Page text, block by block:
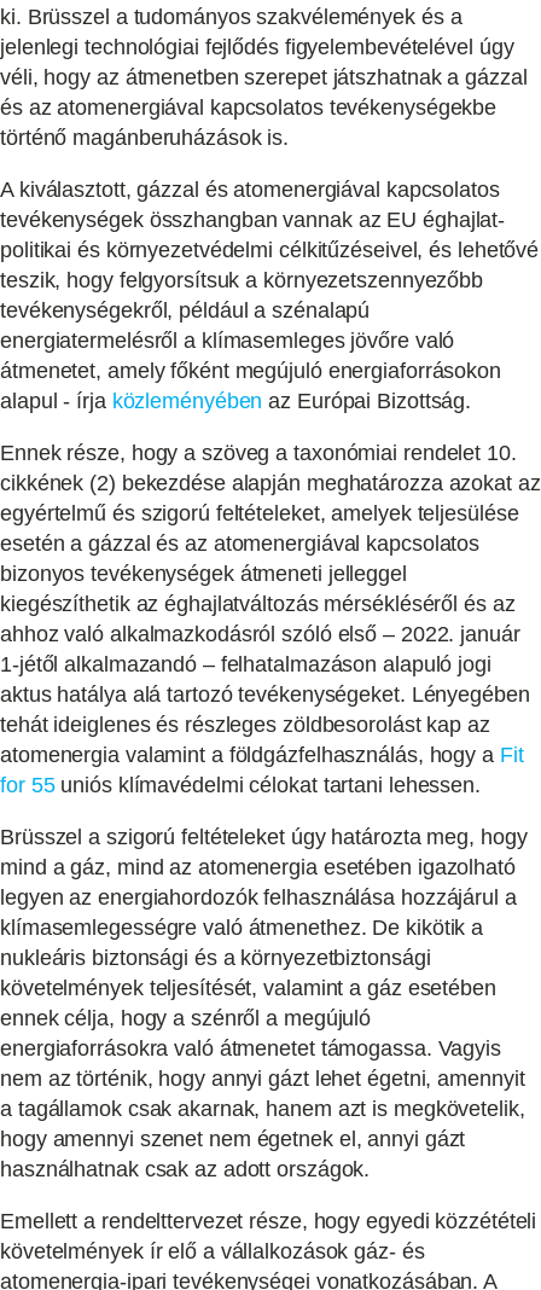
ki. Brüsszel a tudományos szakvélemények és a
jelenlegi technológiai fejlődés figyelembevételével úgy
véli, hogy az átmenetben szerepet játszhatnak a gázzal
és az atomenergiával kapcsolatos tevékenységekbe
történő magánberuházások is.
A kiválasztott, gázzal és atomenergiával kapcsolatos
tevékenységek összhangban vannak az EU éghajlat-
politikai és környezetvédelmi célkitűzéseivel, és lehetővé
teszik, hogy felgyorsítsuk a környezetszennyezőbb
tevékenységekről, például a szénalapú
energiatermelésről a klímasemleges jövőre való
átmenetet, amely főként megújuló energiaforrásokon
alapul - írja közleményében az Európai Bizottság.
Ennek része, hogy a szöveg a taxonómiai rendelet 10.
cikkének (2) bekezdése alapján meghatározza azokat az
egyértelmű és szigorú feltételeket, amelyek teljesülése
esetén a gázzal és az atomenergiával kapcsolatos
bizonyos tevékenységek átmeneti jelleggel
kiegészíthetik az éghajlatváltozás mérsékléséről és az
ahhoz való alkalmazkodásról szóló első – 2022. január
1-jétől alkalmazandó – felhatalmazáson alapuló jogi
aktus hatálya alá tartozó tevékenységeket. Lényegében
tehát ideiglenes és részleges zöldbesorolást kap az
atomenergia valamint a földgázfelhasználás, hogy a Fit
for 55uniós klímavédelmi célokat tartani lehessen.
Brüsszel a szigorú feltételeket úgy határozta meg, hogy
mind a gáz, mind az atomenergia esetében igazolható
legyen az energiahordozók felhasználása hozzájárul a
klímasemlegességre való átmenethez. De kikötik a
nukleáris biztonsági és a környezetbiztonsági
követelmények teljesítését, valamint a gáz esetében
ennek célja, hogy a szénről a megújuló
energiaforrásokra való átmenetet támogassa. Vagyis
nem az történik, hogy annyi gázt lehet égetni, amennyit
a tagállamok csak akarnak, hanem azt is megkövetelik,
hogy amennyi szenet nem égetnek el, annyi gázt
használhatnak csak az adott országok.
Emellett a rendelttervezet része, hogy egyedi közzétételi
követelmények ír elő a vállalkozások gáz- és
atomenergia-ipari tevékenységei vonatkozásában. A